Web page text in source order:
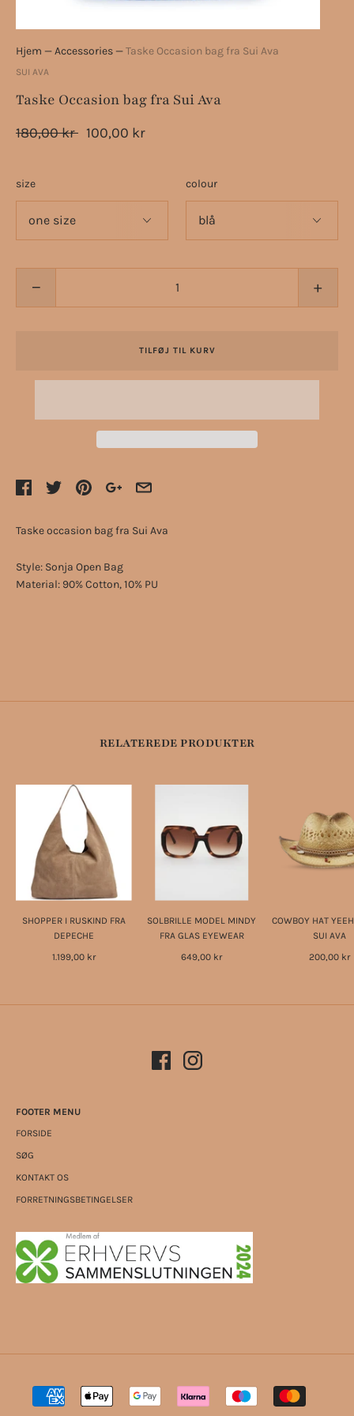
Hjem —Accessories —Taske Occasion bag fra Sui Ava
SUI AVA
Taske Occasion bag fra Sui Ava
180,00 kr 100,00 kr
size colour
− +
TILFØJ TIL KURV
Taske occasion bag fra Sui Ava
Style: Sonja Open Bag
Material: 90% Cotton, 10% PU
RELATEREDE PRODUKTER
SHOPPER I RUSKIND FRA
DEPECHE
1.199,00 kr
SOLBRILLE MODEL MINDY
FRA GLAS EYEWEAR
649,00 kr
COWBOY HAT
SUI AVA
200,00 kr
FOOTER MENU
FORSIDE
SØG
KONTAKT OS
FORRETNINGSBETINGELSER